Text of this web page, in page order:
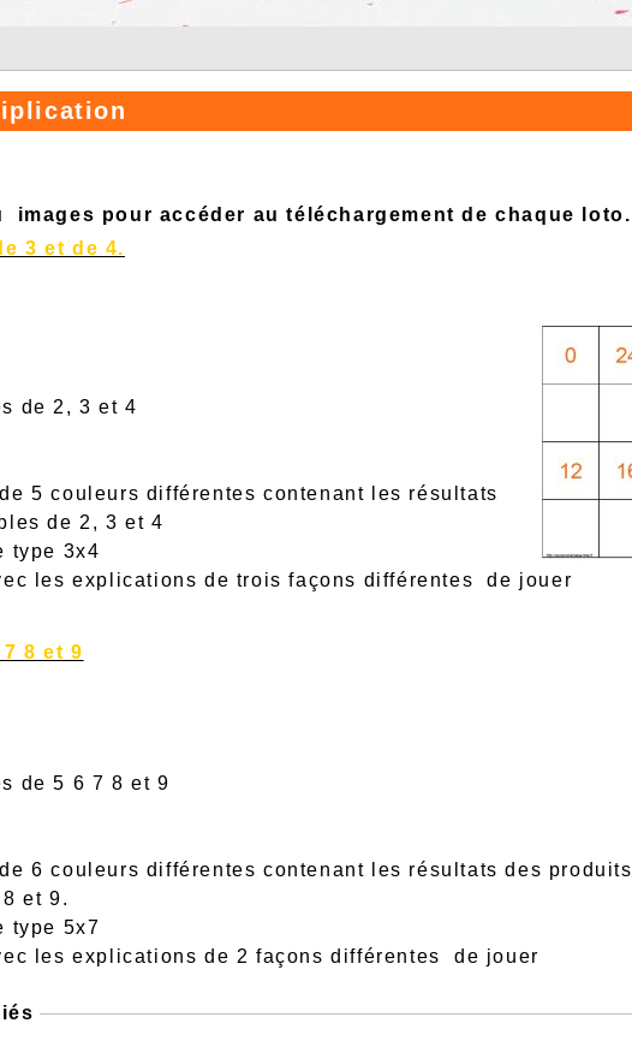
pour accéder au téléchargement de chaque loto.
3 et de 4.
de 2, 3 et 4
5 couleurs différentes contenant les résultats
de 2, 3 et 4
type 3x4
les explications de trois façons différentes de jouer
8 et 9
de 5 6 7 8 et 9
6 couleurs différentes contenant les résultats des produits
et 9.
type 5x7
les explications de 2 façons différentes de jouer